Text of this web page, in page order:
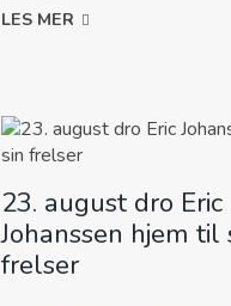
LES MER
23. august dro Eric
Johanssen hjem til
frelser